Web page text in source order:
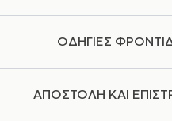
ΟΔΗΓΙΕΣ
ΑΠΟΣΤΟΛΗ ΚΑΙ